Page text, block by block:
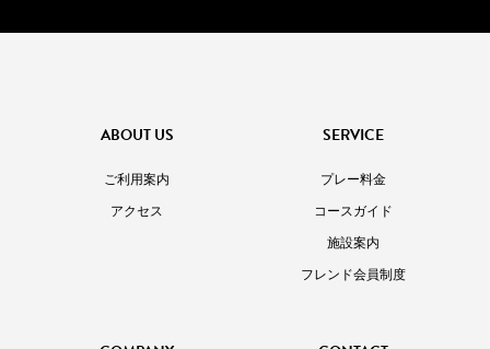
ABOUT US
ご利用案内
アクセス
SERVICE
プレー料金
コースガイド
施設案内
フレンド会員制度